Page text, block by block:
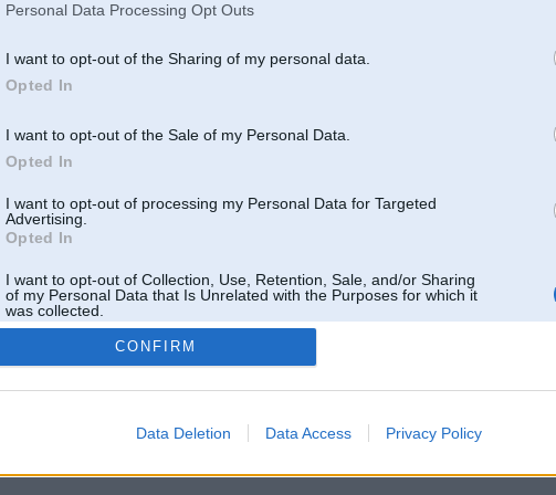
Personal Data Processing Opt Outs
I want to opt-out of the Sharing of my personal data.
Opted In
I want to opt-out of the Sale of my Personal Data.
Opted In
I want to opt-out of processing my Personal Data for Targeted
Advertising.
Opted In
I want to opt-out of Collection, Use, Retention, Sale, and/or Sharing
of my Personal Data that Is Unrelated with the Purposes for which it
was collected.
Opted Out
CONFIRM
Data Deletion Data Access Privacy Policy
auto klubs un nav saistīts ar